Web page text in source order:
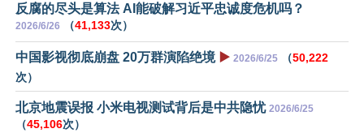
反腐的尽头是算法 AI能破解习近平忠诚度危机吗？
2026/6/26 （41,133次）
中国影视彻底崩盘 20万群演陷绝境 ▶️ 2026/6/25 （50,222
次）
北京地震误报 小米电视测试背后是中共隐忧 2026/6/25
（45,106次）